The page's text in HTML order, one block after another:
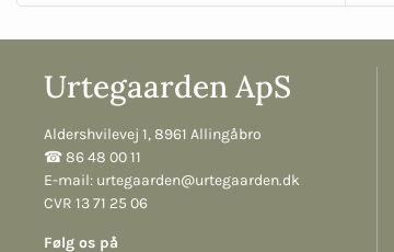
Urtegaarden ApS
Aldershvilevej 1, 8961 Allingåbro
☎︎ 86 48 00 11
E-mail: urtegaarden@urtegaarden.dk
CVR 13 71 25 06
Følg os på